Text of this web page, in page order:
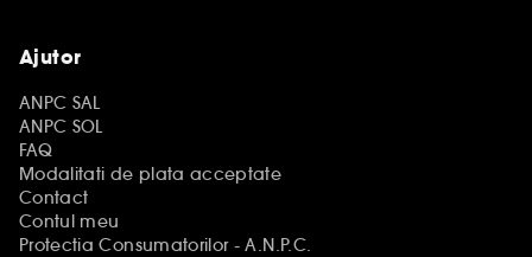
Ajutor
ANPC SAL
ANPC SOL
FAQ
Modalitati de plata acceptate
Contact
Contul meu
Protectia Consumatorilor - A.N.P.C.